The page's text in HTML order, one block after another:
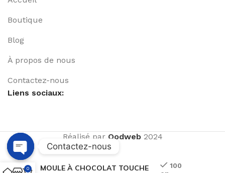
Boutique
Blog
À propos de nous
Contactez-nous
Liens sociaux:
Réalisé par Qodweb2024
MOULE À CHOCOLAT TOUCHE
100
0
Contactez-nous
Open